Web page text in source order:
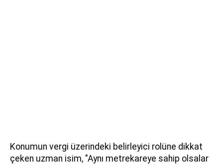
Konumun vergi üzerindeki belirleyici rolüne dikkat
çeken uzman isim, "Aynı metrekareye sahip olsalar